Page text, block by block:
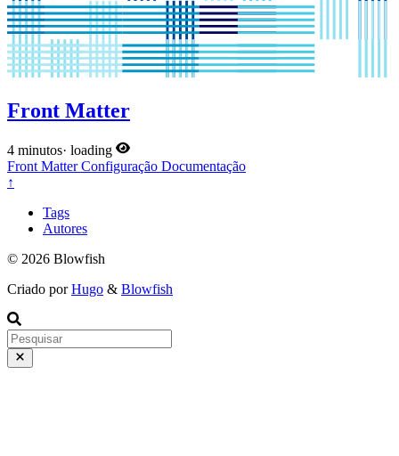
Front Matter
4 minutos· loading
Front MatterConfiguração Documentação
↑
Tags
Autores
© 2026 Blowfish
Criado porHugo & Blowfish